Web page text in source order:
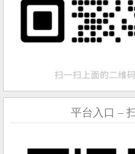
平台入口 –